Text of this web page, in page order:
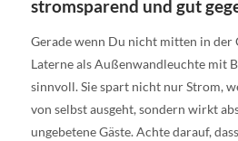
stromsparend und gut
Gerade wenn Du nicht mitten in der
Laterne als Außenwandleuchte mit
sinnvoll. Sie spart nicht nur Strom,
von selbst ausgeht, sondern wirkt
ungebetene Gäste. Achte darauf,